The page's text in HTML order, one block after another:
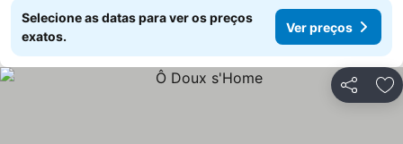
Selecione as datas para ver os preços
exatos.
Ver preços
Partilhar